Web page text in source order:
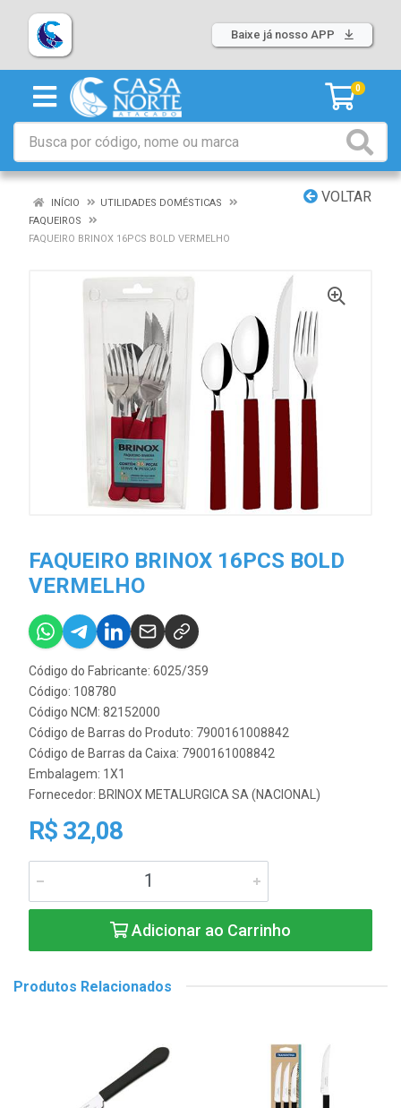
Baixe já nosso APP
0
VOLTAR
INÍCIO
UTILIDADES DOMÉSTICAS
FAQUEIROS
FAQUEIRO BRINOX 16PCS BOLD VERMELHO
FAQUEIRO BRINOX 16PCS BOLD
VERMELHO
Código do Fabricante: 6025/359
Código: 108780
Código NCM: 82152000
Código de Barras do Produto: 7900161008842
Código de Barras da Caixa: 7900161008842
Embalagem: 1X1
Fornecedor: BRINOX METALURGICA SA (NACIONAL)
R$ 32,08
Adicionar ao Carrinho
Produtos Relacionados